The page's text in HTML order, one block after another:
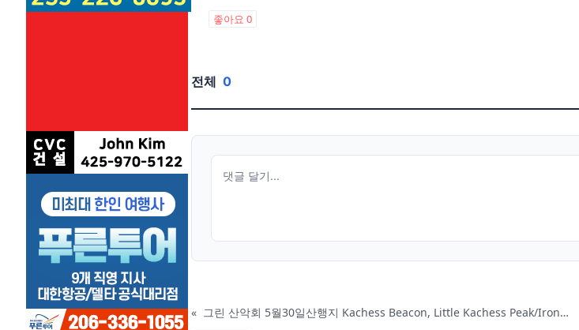
좋아요 0
전체 0
« 그린 산악회 5월30일산행지 Kachess Beacon, Little Kachess Peak/Iron Bear Teanaway Ridge